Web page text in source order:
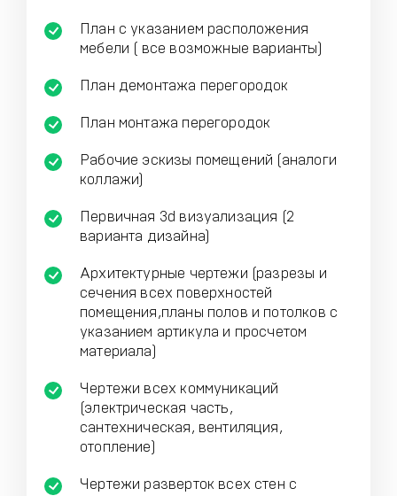
План с указанием расположения
мебели ( все возможные варианты)
План демонтажа перегородок
План монтажа перегородок
Рабочие эскизы помещений (аналоги
коллажи)
Первичная 3d визуализация (2
варианта дизайна)
Архитектурные чертежи (разрезы и
сечения всех поверхностей
помещения,планы полов и потолков с
указанием артикула и просчетом
материала)
Чертежи всех коммуникаций
(электрическая часть,
сантехническая, вентиляция,
отопление)
Чертежи разверток всех стен с